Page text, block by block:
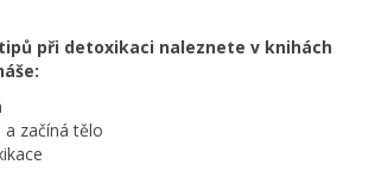
při detoxikaci naleznete v knihách
a začíná tělo